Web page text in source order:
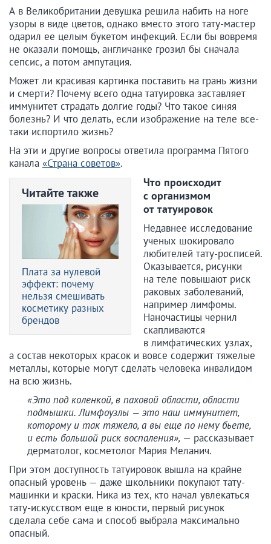
А в Великобритании девушка решила набить на ноге
узоры в виде цветов, однако вместо этого тату-мастер
одарил ее целым букетом инфекций. Если бы вовремя
не оказали помощь, англичанке грозил бы сначала
сепсис, а потом ампутация.
Может ли красивая картинка поставить на грань жизни
и смерти? Почему всего одна татуировка заставляет
иммунитет страдать долгие годы? Что такое синяя
болезнь? И что делать, если изображение на теле все-
таки испортило жизнь?
На эти и другие вопросы ответила программа Пятого
канала «Страна советов».
Читайте также
Плата за нулевой
эффект: почему
нельзя смешивать
косметику разных
брендов
Что происходит
с организмом
от татуировок
Недавнее исследование
ученых шокировало
любителей тату-росписей.
Оказывается, рисунки
на теле повышают риск
раковых заболеваний,
например лимфомы.
Наночастицы чернил
скапливаются
в лимфатических узлах,
а состав некоторых красок и вовсе содержит тяжелые
металлы, которые могут сделать человека инвалидом
на всю жизнь.
«Это под коленкой, в паховой области, области
подмышки. Лимфоузлы — это наш иммунитет,
которому и так тяжело, а вы еще по нему бьете,
и есть большой риск воспаления», — рассказывает
дерматолог, косметолог Мария Меланич.
При этом доступность татуировок вышла на крайне
опасный уровень — даже школьники покупают тату-
машинки и краски. Ника из тех, кто начал увлекаться
тату-искусством еще в юности, первый рисунок
сделала себе сама и способ выбрала максимально
опасный.